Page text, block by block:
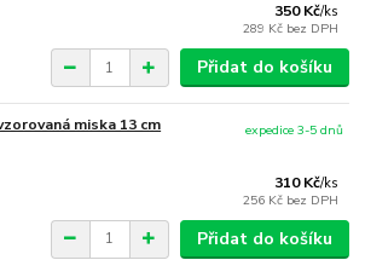
350 Kč/ks
289 Kč bez DPH
Přidat do košíku
miska 13 cm
310 Kč/ks
256 Kč bez DPH
expedice 3-5 dnů
Přidat do košíku